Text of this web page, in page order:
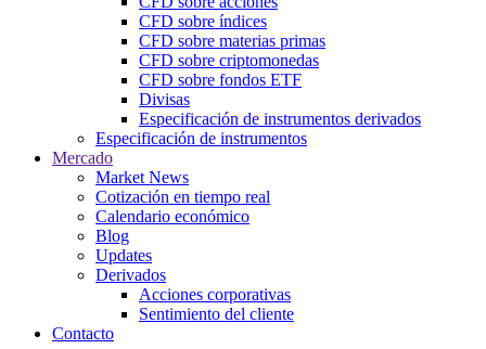
CFD sobre índices
CFD sobre materias primas
CFD sobre criptomonedas
CFD sobre fondos ETF
Divisas
Especificación de instrumentos derivados
Especificación de instrumentos
Mercado
Market News
Cotización en tiempo real
Calendario económico
Blog
Updates
Derivados
Acciones corporativas
Sentimiento del cliente
Contacto